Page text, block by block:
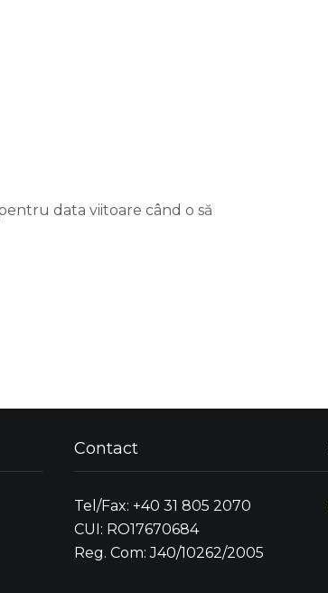
data viitoare când o să
Contact
Tel/Fax: +40 31 805 2070
CUI: RO17670684
Reg. Com: J40/10262/2005